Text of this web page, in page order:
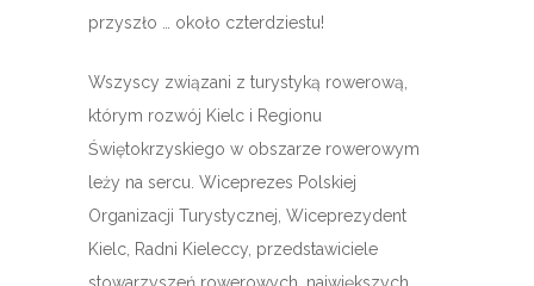
przyszło … około czterdziestu!
Wszyscy związani z turystyką rowerową,
którym rozwój Kielc i Regionu
Świętokrzyskiego w obszarze rowerowym
leży na sercu. Wiceprezes Polskiej
Organizacji Turystycznej, Wiceprezydent
Kielc, Radni Kieleccy, przedstawiciele